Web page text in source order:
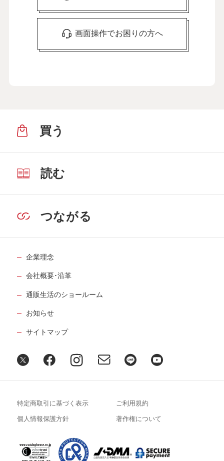
画面操作でお困りの方へ
買う
読む
つながる
企業理念
会社概要･沿革
通販生活のショールーム
お知らせ
サイトマップ
特定商取引に基づく表示 ご利用規約
個人情報保護方針 著作権について